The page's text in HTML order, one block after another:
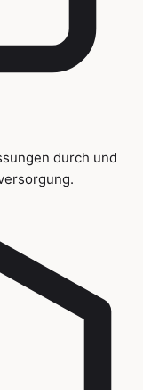
durch und